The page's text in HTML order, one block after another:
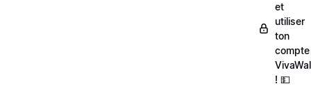
et
utiliser
ton
compte
! 💵